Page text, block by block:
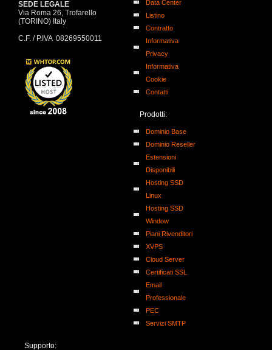
SEDE LEGALE
Via Roma 26, Trofarello
(TORINO) Italy
C.F. / P.IVA 08269550011
Data Center
Listino
Contratto
Informativa
Privacy
Informativa
Cookie
Contatti
Prodotti:
Dominio Base
Dominio Reseller
Estensioni
Disponibili
Hosting SSD
Linux
Hosting SSD
Window
Piani Rivenditori
XVPS
Cloud Server
Certificati SSL
Email
Professionale
PEC
Servizi SMTP
Supporto: